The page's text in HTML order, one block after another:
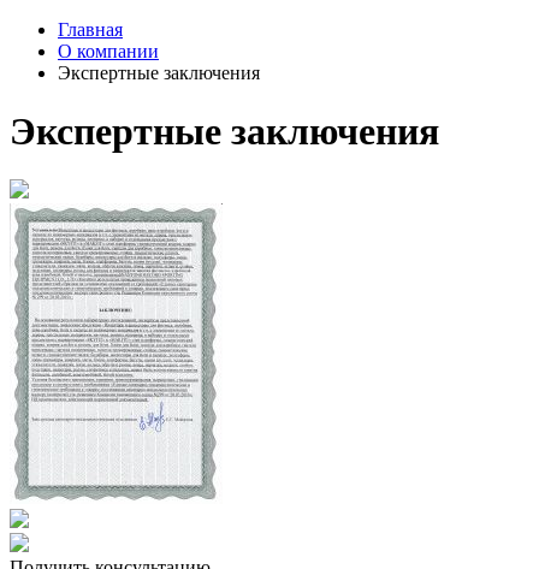
Главная
О компании
Экспертные заключения
Экспертные заключения